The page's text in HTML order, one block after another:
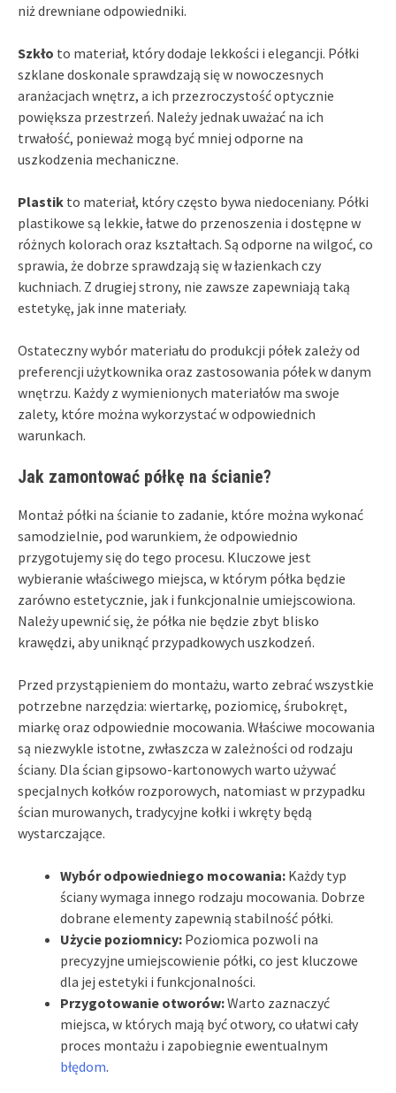
niż drewniane odpowiedniki.
Szkło to materiał, który dodaje lekkości i elegancji. Półki
szklane doskonale sprawdzają się w nowoczesnych
aranżacjach wnętrz, a ich przezroczystość optycznie
powiększa przestrzeń. Należy jednak uważać na ich
trwałość, ponieważ mogą być mniej odporne na
uszkodzenia mechaniczne.
Plastik to materiał, który często bywa niedoceniany. Półki
plastikowe są lekkie, łatwe do przenoszenia i dostępne w
różnych kolorach oraz kształtach. Są odporne na wilgoć, co
sprawia, że dobrze sprawdzają się w łazienkach czy
kuchniach. Z drugiej strony, nie zawsze zapewniają taką
estetykę, jak inne materiały.
Ostateczny wybór materiału do produkcji półek zależy od
preferencji użytkownika oraz zastosowania półek w danym
wnętrzu. Każdy z wymienionych materiałów ma swoje
zalety, które można wykorzystać w odpowiednich
warunkach.
Jak zamontować półkę na ścianie?
Montaż półki na ścianie to zadanie, które można wykonać
samodzielnie, pod warunkiem, że odpowiednio
przygotujemy się do tego procesu. Kluczowe jest
wybieranie właściwego miejsca, w którym półka będzie
zarówno estetycznie, jak i funkcjonalnie umiejscowiona.
Należy upewnić się, że półka nie będzie zbyt blisko
krawędzi, aby uniknąć przypadkowych uszkodzeń.
Przed przystąpieniem do montażu, warto zebrać wszystkie
potrzebne narzędzia: wiertarkę, poziomicę, śrubokręt,
miarkę oraz odpowiednie mocowania. Właściwe mocowania
są niezwykle istotne, zwłaszcza w zależności od rodzaju
ściany. Dla ścian gipsowo-kartonowych warto używać
specjalnych kołków rozporowych, natomiast w przypadku
ścian murowanych, tradycyjne kołki i wkręty będą
wystarczające.
Wybór odpowiedniego mocowania: Każdy typ
ściany wymaga innego rodzaju mocowania. Dobrze
dobrane elementy zapewnią stabilność półki.
Użycie poziomnicy: Poziomica pozwoli na
precyzyjne umiejscowienie półki, co jest kluczowe
dla jej estetyki i funkcjonalności.
Przygotowanie otworów:Warto zaznaczyć
miejsca, w których mają być otwory, co ułatwi cały
proces montażu i zapobiegnie ewentualnym
błędom.